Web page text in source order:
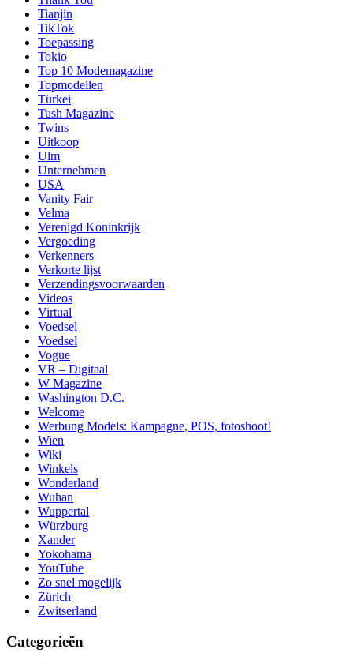
Tianjin
TikTok
Toepassing
Tokio
Top 10 Modemagazine
Topmodellen
Türkei
Tush Magazine
Twins
Uitkoop
Ulm
Unternehmen
USA
Vanity Fair
Velma
Verenigd Koninkrijk
Vergoeding
Verkenners
Verkorte lijst
Verzendingsvoorwaarden
Videos
Virtual
Voedsel
Voedsel
Vogue
VR – Digitaal
W Magazine
Washington D.C.
Welcome
Werbung Models: Kampagne, POS, fotoshoot!
Wien
Wiki
Winkels
Wonderland
Wuhan
Wuppertal
Würzburg
Xander
Yokohama
YouTube
Zo snel mogelijk
Zürich
Zwitserland
Categorieën